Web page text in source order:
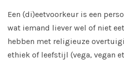
Een (di)eetvoorkeur is een
wat iemand liever wel of niet
hebben met religieuze
ethiek of leefstijl (vega, vegan